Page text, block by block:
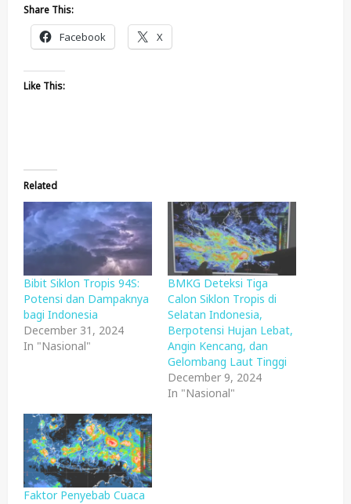
Share This:
Facebook X
Like This:
Related
Bibit Siklon Tropis 94S:
Potensi dan Dampaknya
bagi Indonesia
December 31, 2024
In "Nasional"
BMKG Deteksi Tiga
Calon Siklon Tropis di
Selatan Indonesia,
Berpotensi Hujan Lebat,
Angin Kencang, dan
Gelombang Laut Tinggi
December 9, 2024
In "Nasional"
Faktor Penyebab Cuaca